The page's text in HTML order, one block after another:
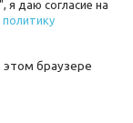
я даю согласие на
политику
этом браузере